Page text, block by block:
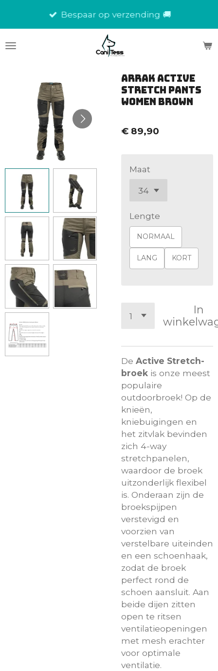
de
Bespaar op verzending 🚚
Arrak Active
Stretch pants
women brown
€ 89,90
Maat
Lengte
NORMAAL
LANG KORT
In
De Active Stretch-
broek is onze meest
populaire
outdoorbroek! Op de
knieën,
kniebuigingen en
het zitvlak bevinden
zich 4-way
stretchpanelen,
waardoor de broek
uitzonderlijk flexibel
is. Onderaan zijn de
broekspijpen
verstevigd en
voorzien van
verstelbare uiteinden
en een schoenhaak,
zodat de broek
perfect rond de
schoen aansluit. Aan
beide dijen zitten
open te ritsen
ventilatieopeningen
met mesh erachter
voor optimale
ventilatie.